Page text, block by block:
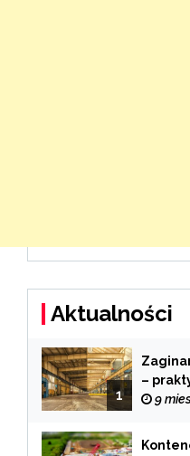
Aktualności
1
–
9